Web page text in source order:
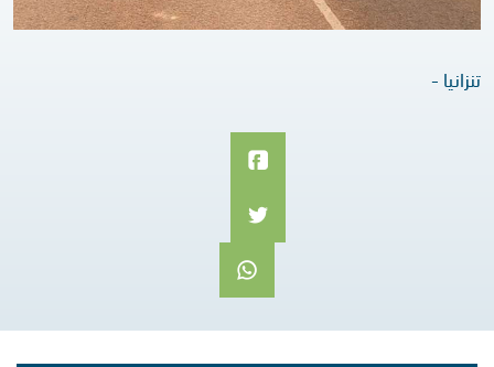
تنزانيا -